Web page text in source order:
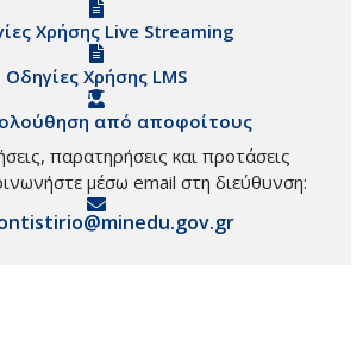
Χρήσης Live Streaming
Οδηγίες Χρήσης LMS
από αποφοίτους
παρατηρήσεις και προτάσεις
μέσω email στη διεύθυνση: